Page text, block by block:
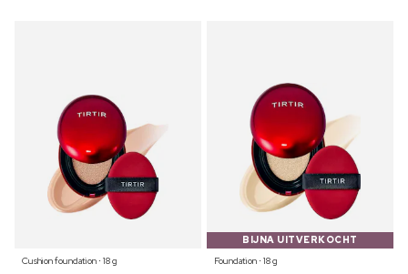
Cushion foundation ⋅ 18 g
BIJNA UITVERKOCHT
Foundation ⋅ 18 g